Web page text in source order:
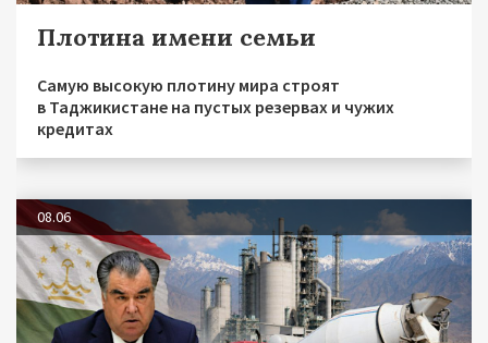
Плотина имени семьи
Самую высокую плотину мира строят
в Таджикистане на пустых резервах и чужих
кредитах
08.06